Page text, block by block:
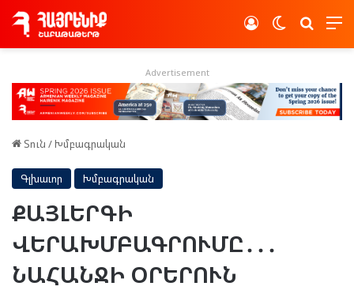
Switch skin
Log In
Advertisement
Տուն /Խմբագրական
Գլխաւոր Խմբագրական
ՔԱՅԼԵՐԳԻ
ՎԵՐԱԽՄԲԱԳՐՈՒՄԸ․․․
ՆԱՀԱՆՋԻ ՕՐԵՐՈՒՆ